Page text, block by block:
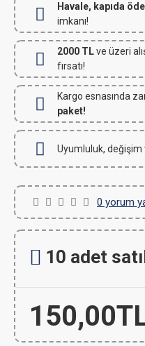
Havale, kapıda
imkanı!
2000 TLve üzeri
fırsatı!
Kargo esnasında
paket!
Uyumluluk, değişim
0 yorum
10 adet